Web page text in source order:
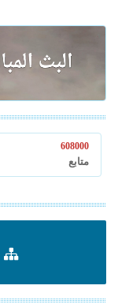
608000
متابع